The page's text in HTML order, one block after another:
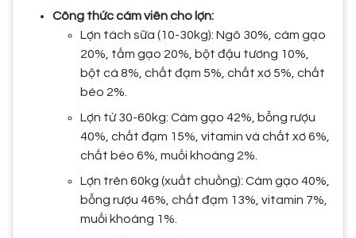
Công thức cám viên cho lợn:
Lợn tách sữa (10-30kg): Ngô 30%, cám gạo
20%, tấm gạo 20%, bột đậu tương 10%,
bột cá 8%, chất đạm 5%, chất xơ 5%, chất
béo 2%.
Lợn từ 30-60kg: Cám gạo 42%, bỗng rượu
40%, chất đạm 15%, vitamin và chất xơ 6%,
chất béo 6%, muối khoáng 2%.
Lợn trên 60kg (xuất chuồng): Cám gạo 40%,
bỗng rượu 46%, chất đạm 13%, vitamin 7%,
muối khoáng 1%.